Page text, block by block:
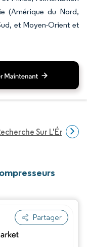
(Amérique du Nord,
et Moyen-Orient et
Sur
Partager